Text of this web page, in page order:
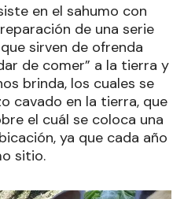
en el sahumo con
de una serie
sirven de ofrenda
de comer” a la tierra y
brinda, los cuales se
cavado en la tierra, que
el cuál se coloca una
ya que cada año
sitio.